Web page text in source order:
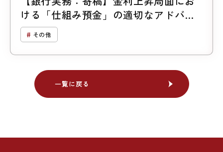
ける「仕組み預金」の適切なアドバイ
ス その他
一覧に戻る
一覧に戻る